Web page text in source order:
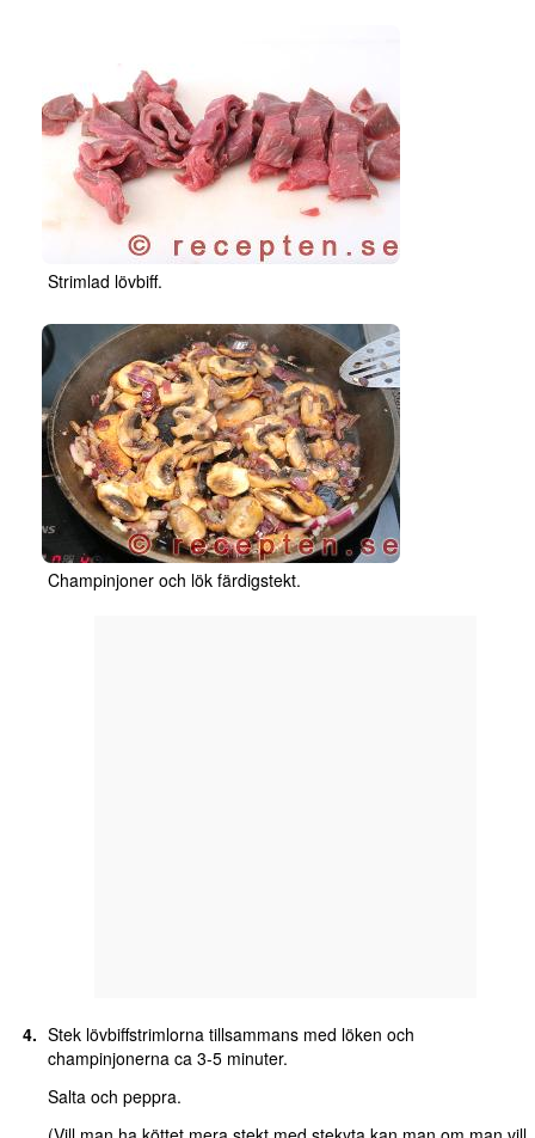
Strimlad lövbiff.
Champinjoner och lök färdigstekt.
Stek lövbiffstrimlorna tillsammans med löken och
champinjonerna ca 3-5 minuter.
Salta och peppra.